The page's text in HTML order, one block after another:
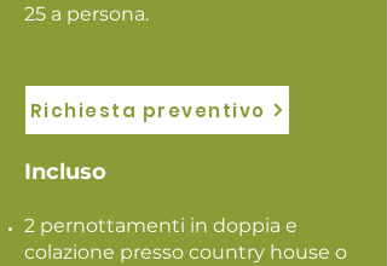
25 a persona.
Incluso
2 pernottamenti in doppia e
colazione presso country house o
Richiesta preventivo